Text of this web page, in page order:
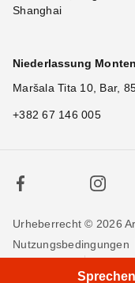
Shanghai
Niederlassung
Maršala Tita 10, Bar,
+382 67 146 005
Urheberrecht © 2026
Nutzungsbedingungen